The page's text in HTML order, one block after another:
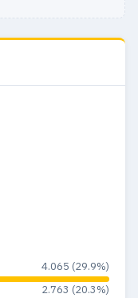
4.065 (29.9%)
2.763 (20.3%)